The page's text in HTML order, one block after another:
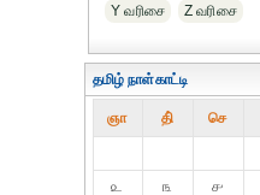
Y வரிசை Z வரிசை
தமிழ் நாள்காட்டி
ஞா தி் செ
௨
௩ ௪